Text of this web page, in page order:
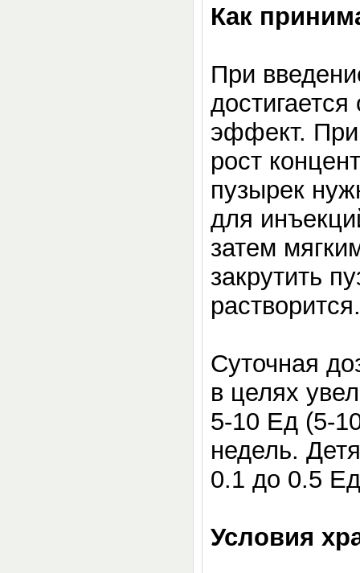
Как
При
эффект.
рост
пузырек
для
затем
закрутить
Суточная
в целях
5-10 Ед (5-
недель.
0.1 до 0.5
Условия